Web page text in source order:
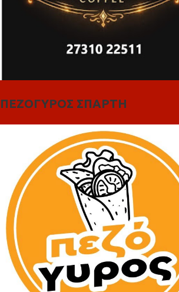
ΠΕΖΟΓΥΡΟΣ ΣΠΑΡΤΗ